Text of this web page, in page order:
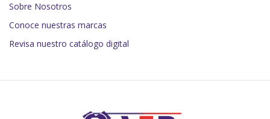
Sobre Nosotros
Conoce nuestras marcas
Revisa nuestro catálogo digital